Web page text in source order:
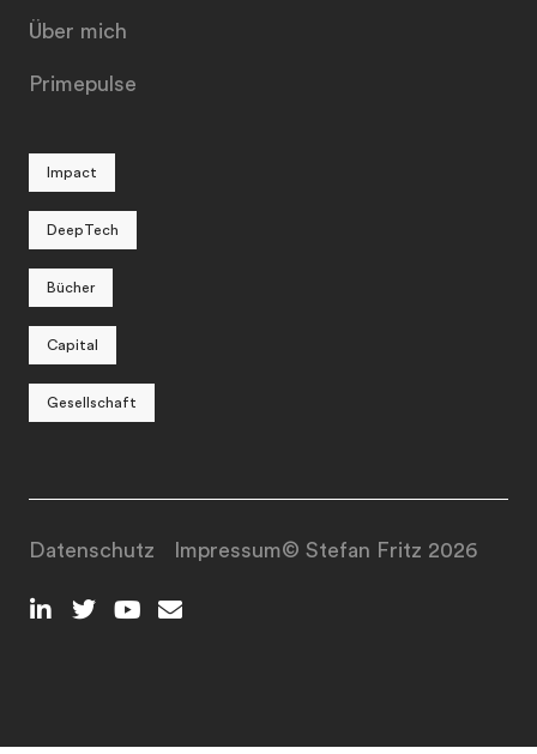
Über mich
Primepulse
Impact
DeepTech
Bücher
Capital
Gesellschaft
Datenschutz Impressum© Stefan Fritz 2026